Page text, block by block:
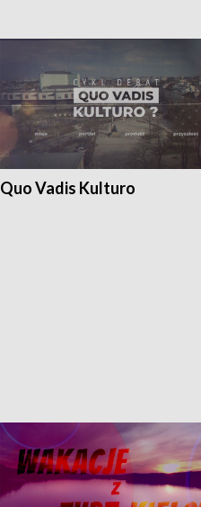
Quo Vadis Kulturo